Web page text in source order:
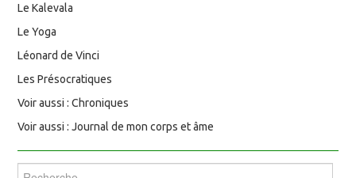
Le Kalevala
Le Yoga
Léonard de Vinci
Les Présocratiques
Voir aussi : Chroniques
Voir aussi : Journal de mon corps et âme
Rechercher :